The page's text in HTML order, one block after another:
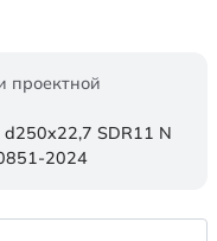
проектной
SDR11 N
2024